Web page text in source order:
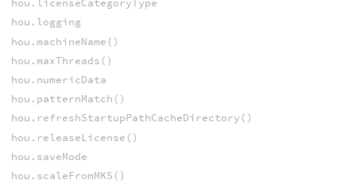
hou.licenseCategoryType
hou.logging
hou.machineName()
hou.maxThreads()
hou.numericData
hou.patternMatch()
hou.refreshStartupPathCacheDirectory()
hou.releaseLicense()
hou.saveMode
hou.scaleFromMKS()